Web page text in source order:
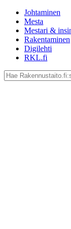
Johtaminen
Mesta
Mestari &
Rakentaminen
Digilehti
RKL.fi